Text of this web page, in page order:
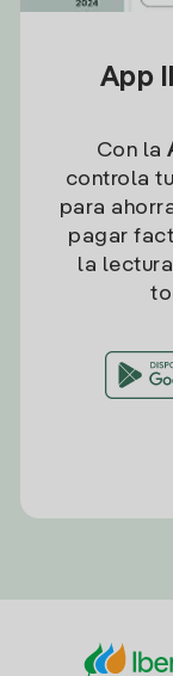
App
Con la
controla tu
para
pagar
la